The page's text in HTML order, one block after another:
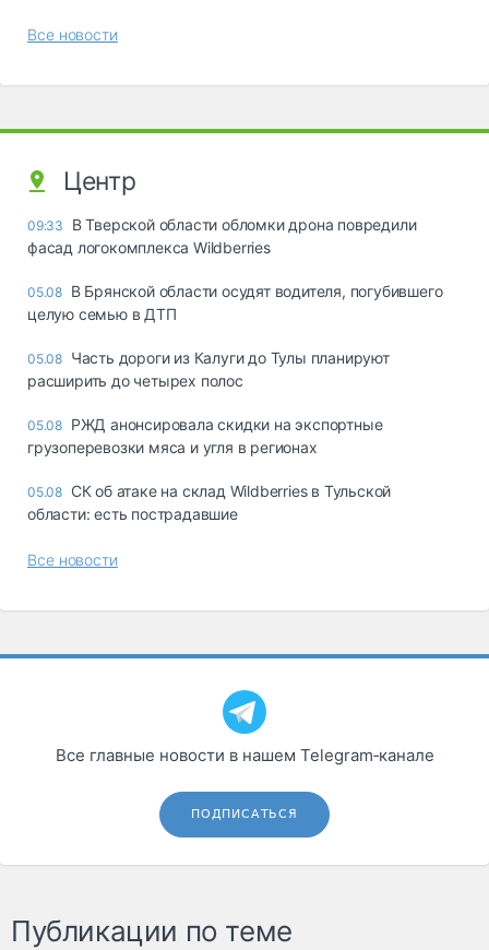
Все новости
Центр
09:33
В Тверской области обломки дрона повредили
фасад логокомплекса Wildberries
05.08 В Брянской области осудят водителя, погубившего
целую семью в ДТП
05.08 Часть дороги из Калуги до Тулы планируют
расширить до четырех полос
05.08 РЖД анонсировала скидки на экспортные
грузоперевозки мяса и угля в регионах
05.08 СК об атаке на склад Wildberries в Тульской
области: есть пострадавшие
Все новости
Все главные новости в нашем Telegram‑канале
ПОДПИСАТЬСЯ
Публикации по теме